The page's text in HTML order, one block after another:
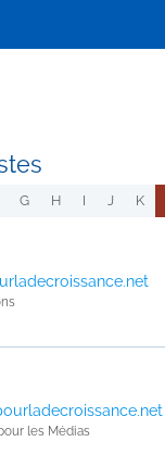
G H I J K
les Médias